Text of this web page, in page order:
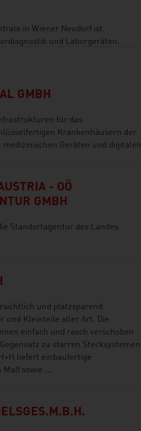
in Wiener Neudorf ist
und Laborgeräten.
GMBH
für das
Krankenhäusern der
medizinischen Geräten und digitalen
- OÖ
GMBH
Standortagentur des Landes
und platzsparend
und Kleinteile aller Art. Die
einfach und rasch verschoben
zu starren Stecksystemen
liefert einbaufertige
sowie ...